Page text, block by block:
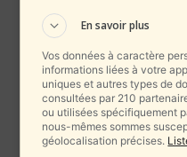
En savoir plus
Vos données à caractère
informations liées à votre
uniques et autres types de
consultées par 210
ou utilisées spécifiquement
nous-mêmes sommes
géolocalisation précises.